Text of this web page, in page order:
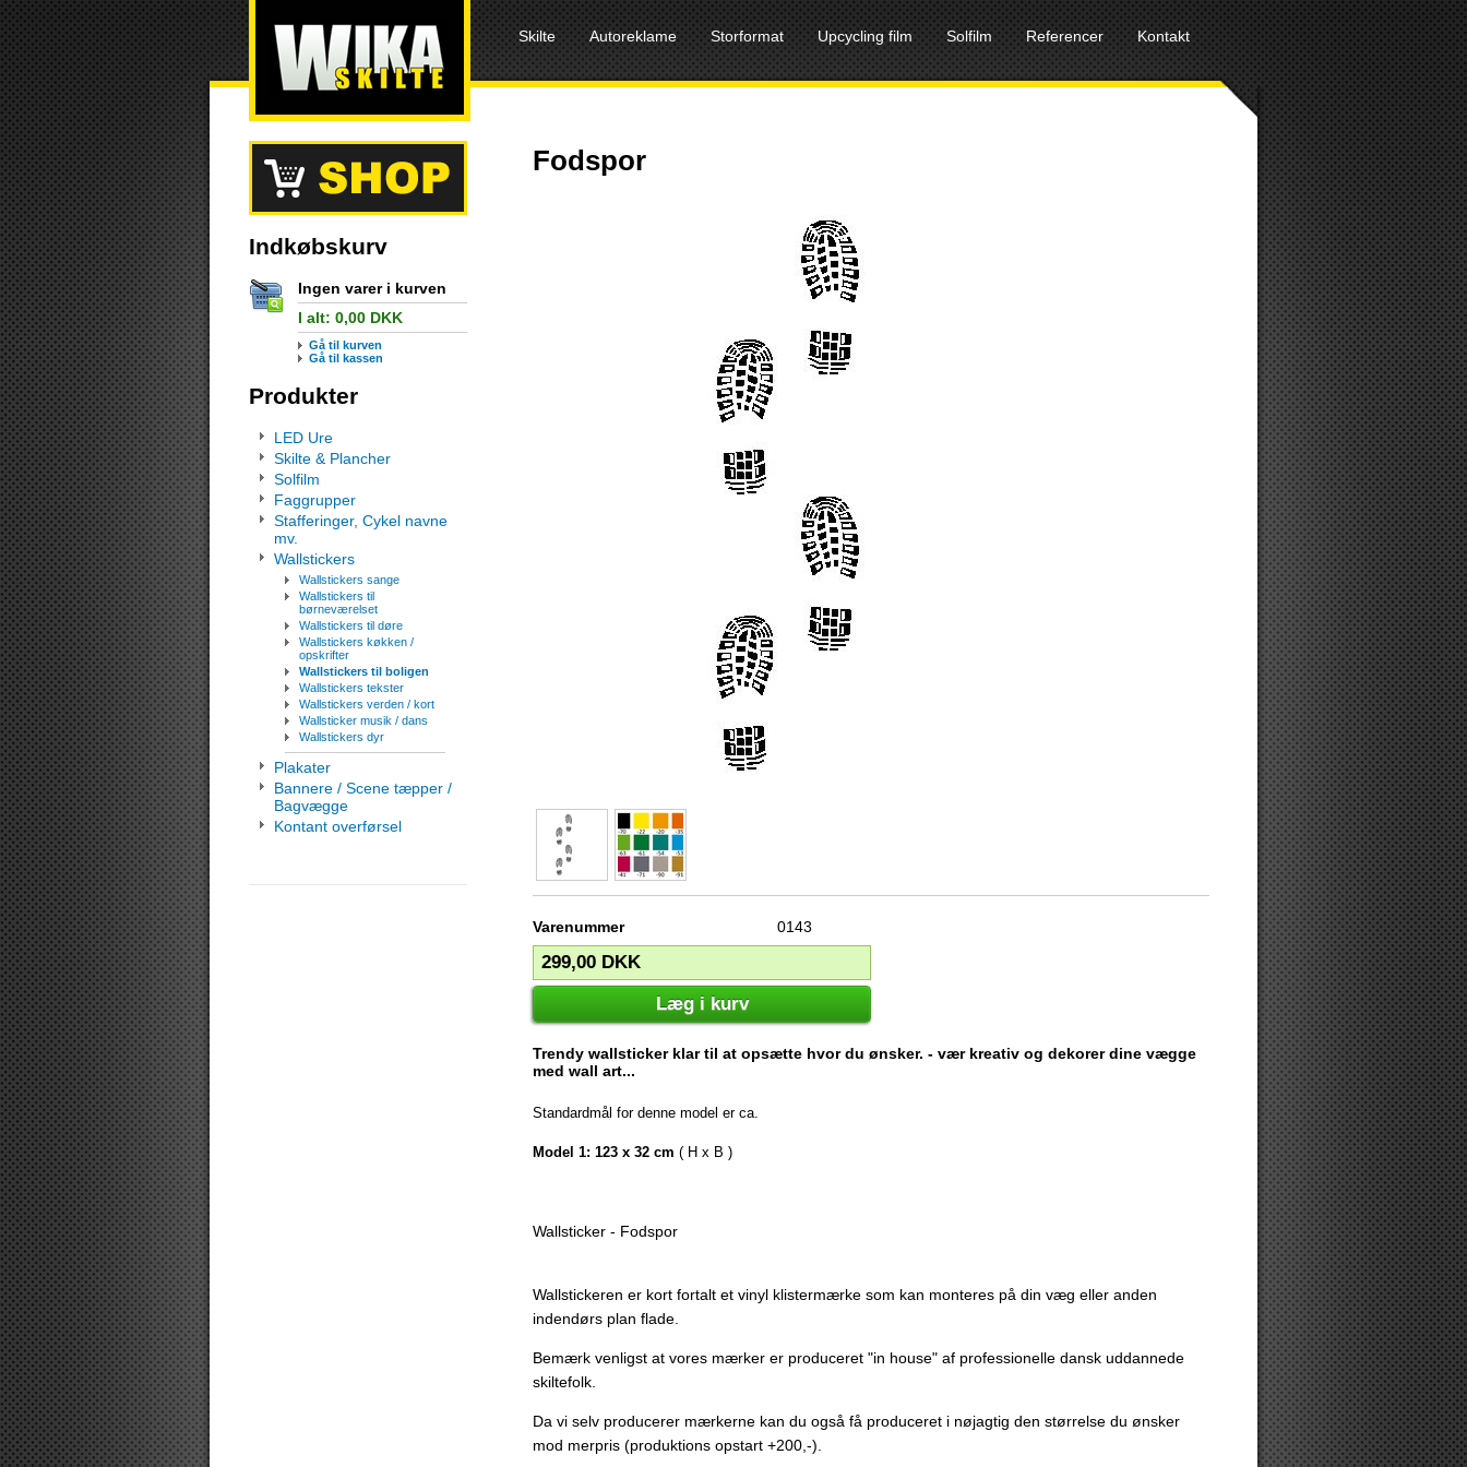
Skilte Autoreklame Storformat Upcycling film Solfilm Referencer Kontakt
Indkøbskurv
Ingen varer i kurven
I alt: 0,00 DKK
Gå til kurven
Gå til kassen
Produkter
LED Ure
Skilte & Plancher
Solfilm
Faggrupper
Stafferinger, Cykel navne
mv.
Wallstickers
Wallstickers sange
Wallstickers til
børneværelset
Wallstickers til døre
Wallstickers køkken /
opskrifter
Wallstickers til boligen
Wallstickers tekster
Wallstickers verden / kort
Wallsticker musik / dans
Wallstickers dyr
Plakater
Bannere / Scene tæpper /
Bagvægge
Kontant overførsel
Fodspor
Varenummer 0143
299,00 DKK
Læg i kurv
Trendy wallsticker klar til at opsætte hvor du ønsker. - vær kreativ og dekorer dine vægge
med wall art...
Standardmål for denne model er ca.
Model 1: 123 x 32 cm ( H x B )
Wallsticker - Fodspor
Wallstickeren er kort fortalt et vinyl klistermærke som kan monteres på din væg eller anden
indendørs plan flade.
Bemærk venligst at vores mærker er produceret "in house" af professionelle dansk uddannede
skiltefolk.
Da vi selv producerer mærkerne kan du også få produceret i nøjagtig den størrelse du ønsker
mod merpris (produktions opstart +200,-).